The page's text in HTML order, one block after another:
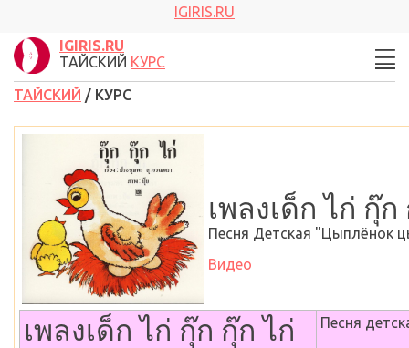
IGIRIS.RU
IGIRIS.RU
ТАЙСКИЙ КУРС
ТАЙСКИЙ / КУРС
เพลงเด็ก ไก่ กุ๊ก
Песня Детская "Цыплёнок
Видео
เพลงเด็ก ไก่ กุ๊ก กุ๊ก ไก่ Песня